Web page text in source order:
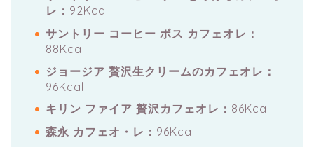
レ： 92Kcal
サントリー コーヒー ボス カフェオレ：
88Kcal
ジョージア 贅沢生クリームのカフェオレ：
96Kcal
キリン ファイア 贅沢カフェオレ： 86Kcal
森永 カフェオ・レ： 96Kcal